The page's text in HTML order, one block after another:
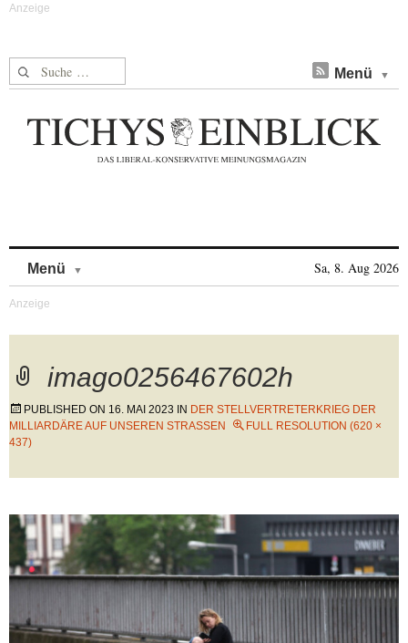
Suche nach: Menü
Menü Sa, 8. Aug 2026
imago0256467602h
PUBLISHED ON 16. MAI 2023 IN DER STELLVERTRETERKRIEG DER
MILLIARDÄRE AUF UNSEREN STRASSEN
FULL RESOLUTION (620 ×
437)